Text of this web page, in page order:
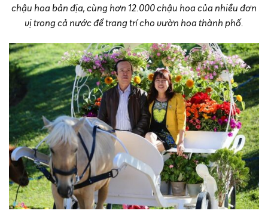
chậu hoa bản địa, cùng hơn 12.000 chậu hoa của nhiều đơn
vị trong cả nước để trang trí cho vườn hoa thành phố.